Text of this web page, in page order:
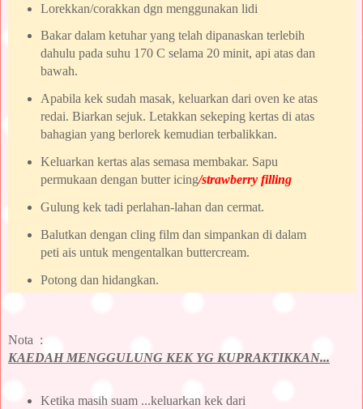
Lorekkan/corakkan dgn menggunakan lidi
Bakar dalam ketuhar yang telah dipanaskan terlebih
dahulu pada suhu 170 C selama 20 minit, api atas dan
bawah.
Apabila kek sudah masak, keluarkan dari oven ke atas
redai. Biarkan sejuk. Letakkan sekeping kertas di atas
bahagian yang berlorek kemudian terbalikkan.
Keluarkan kertas alas semasa membakar. Sapu
permukaan dengan butter icing/strawberry filling
Gulung kek tadi perlahan-lahan dan cermat.
Balutkan dengan cling film dan simpankan di dalam
peti ais untuk mengentalkan buttercream.
Potong dan hidangkan.
Nota :
KAEDAH MENGGULUNG KEK YG KUPRAKTIKKAN...
Ketika masih suam ...keluarkan kek dari